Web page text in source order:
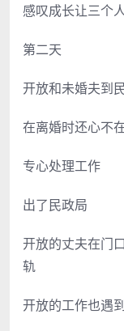
感叹成长让三个
第二天
开放和未婚夫到
在离婚时还心不
专心处理工作
出了民政局
开放的丈夫在门
轨
开放的工作也遇